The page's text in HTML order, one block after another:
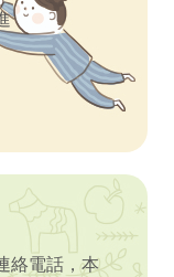
絡電話，本